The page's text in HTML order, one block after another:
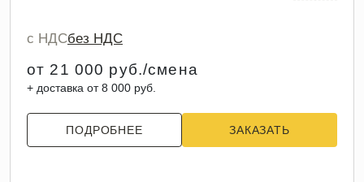
с НДСбез НДС
от 21 000 руб./смена
+ доставка от 8 000 руб.
ПОДРОБНЕЕ ЗАКАЗАТЬ